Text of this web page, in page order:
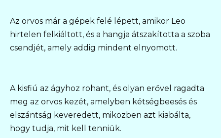
Az orvos már a gépek felé lépett, amikor Leo
hirtelen felkiáltott, és a hangja átszakította a szoba
csendjét, amely addig mindent elnyomott.
A kisfiú az ágyhoz rohant, és olyan erővel ragadta
meg az orvos kezét, amelyben kétségbeesés és
elszántság keveredett, miközben azt kiabálta,
hogy tudja, mit kell tenniük.